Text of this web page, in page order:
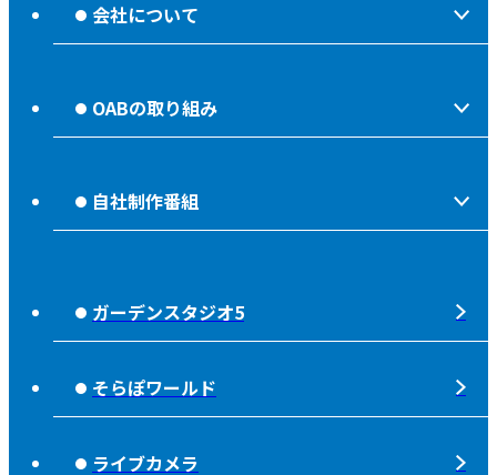
会社について
OABからのお知らせ
リクルートページ
放送番組審議会
大分朝日放送 人権方針
青少年と放送
OABの取り組み
子ども食堂応援
宇宙(そら)
自社制作番組
もっと！
SOLD OUT
ガーデンスタジオ5
そらぽワールド
ライブカメラ